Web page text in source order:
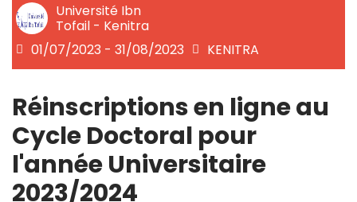
Université Ibn
Tofail - Kenitra
01/07/2023 - 31/08/2023
KENITRA
Réinscriptions en ligne au
Cycle Doctoral pour
l'année Universitaire
2023/2024